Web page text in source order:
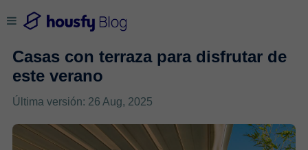
Casas con terraza para disfrutar de
este verano
Última versión: 26 Aug, 2025